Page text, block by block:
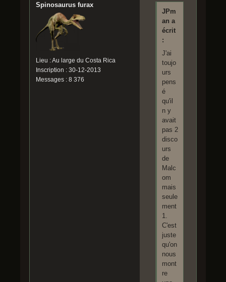
Spinosaurus furax
Lieu : Au large du Costa Rica
Inscription : 30-12-2013
Messages : 8 376
JPm
an a
écrit
:
J'ai
toujo
urs
pens
é
qu'il
n y
avait
pas 2
disco
urs
de
Malc
om
mais
seule
ment
1.
C'est
juste
qu'on
nous
mont
re